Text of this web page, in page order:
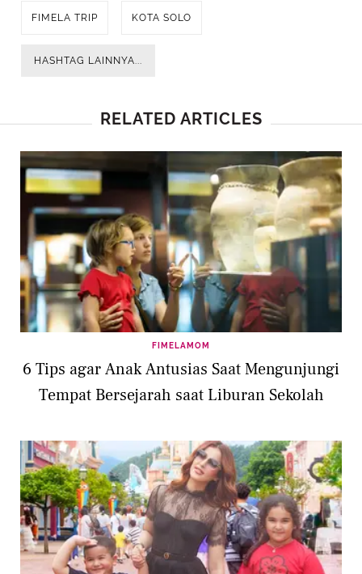
FIMELA TRIP KOTA SOLO
HASHTAG LAINNYA...
RELATED ARTICLES
FIMELAMOM
6 Tips agar Anak Antusias Saat Mengunjungi
Tempat Bersejarah saat Liburan Sekolah